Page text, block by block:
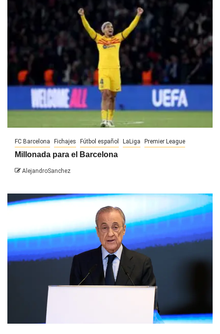
FC Barcelona Fichajes Fútbol español LaLiga Premier League
Millonada para el Barcelona
AlejandroSanchez